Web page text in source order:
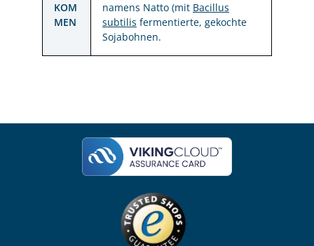
KOM
MEN
namens Natto (mit Bacillus
subtilis fermentierte, gekochte
Sojabohnen.